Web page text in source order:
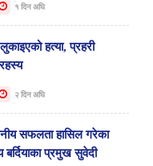
१ दिन अघि
हत्या, प्रहरी
२ दिन अघि
सफलता हासिल गरेका
बर्दियाका प्रमुख सुवेदी